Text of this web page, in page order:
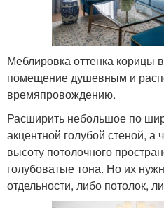
Меблировка оттенка корицы
помещение душевным и
времяпровождению.
Расширить небольшое по
акцентной голубой стеной, а
высоту потолочного
голубоватые тона. Но их
отдельности, либо потолок,